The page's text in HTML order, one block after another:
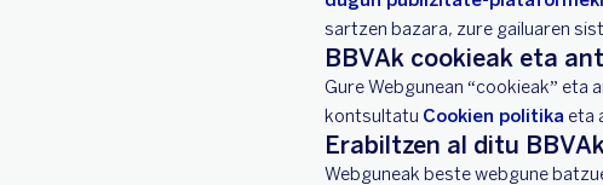
sartzen bazara, zure gailuaren
BBVAk cookieak eta
Gure Webgunean “cookieak”
kontsultatu Cookien politika eta
Erabiltzen al ditu
Webguneak beste webgune